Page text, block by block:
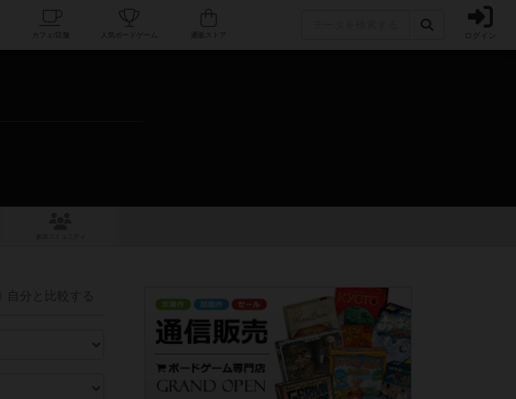
人気ボードゲーム ログイン